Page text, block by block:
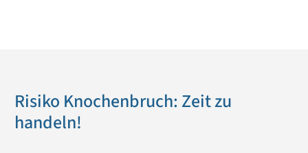
Risiko Knochenbruch: Zeit zu
handeln!